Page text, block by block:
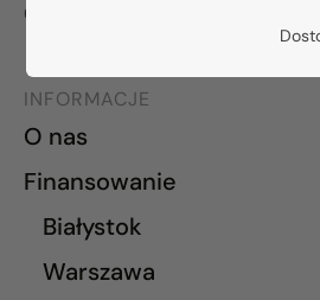
02-765 Warszawa
INFORMACJE
O nas
Finansowanie
Białystok
Warszawa